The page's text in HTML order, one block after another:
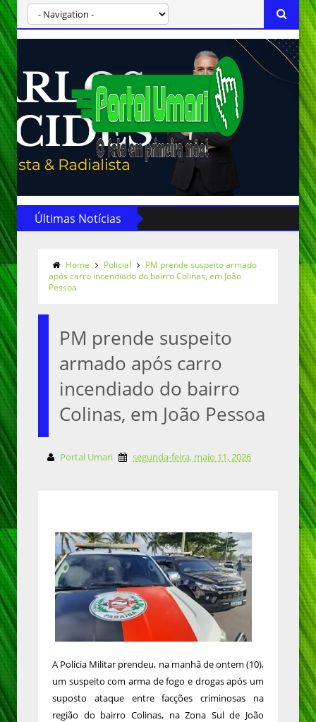
Últimas Notícias
Home Policial
PM prende suspeito armado
após carro incendiado do bairro Colinas, em João
Pessoa
PM prende suspeito
armado após carro
incendiado do bairro
Colinas, em João Pessoa
Portal Umari segunda-feira, maio 11, 2026
A Polícia Militar prendeu, na manhã de ontem (10),
um suspeito com arma de fogo e drogas após um
suposto ataque entre facções criminosas na
região do bairro Colinas, na Zona Sul de João